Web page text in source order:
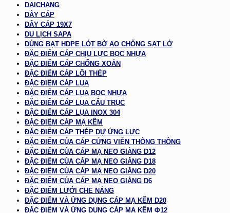
DAICHANG
DÂY CÁP
DÂY CÁP 19X7
DU LỊCH SAPA
DÙNG BẠT HDPE LÓT BỜ AO CHỐNG SẠT LỞ
ĐẶC ĐIỂM CÁP CHỊU LỰC BỌC NHỰA
ĐẶC ĐIỂM CÁP CHỐNG XOẮN
ĐẶC ĐIỂM CÁP LÕI THÉP
ĐẶC ĐIỂM CÁP LỤA
ĐẶC ĐIỂM CÁP LỤA BỌC NHỰA
ĐẶC ĐIỂM CÁP LỤA CẨU TRỤC
ĐẶC ĐIỂM CÁP LỤA INOX 304
ĐẶC ĐIỂM CÁP MẠ KẼM
ĐẶC ĐIỂM CÁP THÉP DỰ ỨNG LỰC
ĐẶC ĐIỂM CỦA CÁP CỨNG VIỄN THÔNG THÔNG
ĐẶC ĐIỂM CỦA CÁP MẠ NEO GIẰNG D12
ĐẶC ĐIỂM CỦA CÁP MẠ NEO GIẰNG D18
ĐẶC ĐIỂM CỦA CÁP MẠ NEO GIẰNG D20
ĐẶC ĐIỂM CỦA CÁP MẠ NEO GIẰNG D6
ĐẶC ĐIỂM LƯỚI CHE NẮNG
ĐẶC ĐIỂM VÀ ỨNG DỤNG CÁP MẠ KẼM D20
ĐẶC ĐIỂM VÀ ỨNG DỤNG CÁP MẠ KẼM Φ12